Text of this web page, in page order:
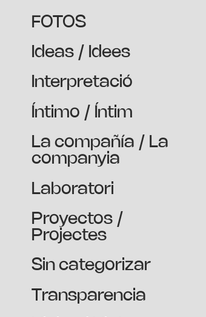
FOTOS
Ideas / Idees
Interpretació
Íntimo / Íntim
La compañía / La
companyia
Laboratori
Proyectos /
Projectes
Sin categorizar
Transparencia